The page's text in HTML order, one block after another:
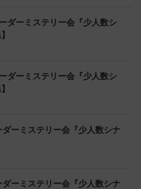
ダーミステリー会『少人数シ
ダーミステリー会『少人数シ
ダーミステリー会『少人数シナ
ダーミステリー会『少人数シナ